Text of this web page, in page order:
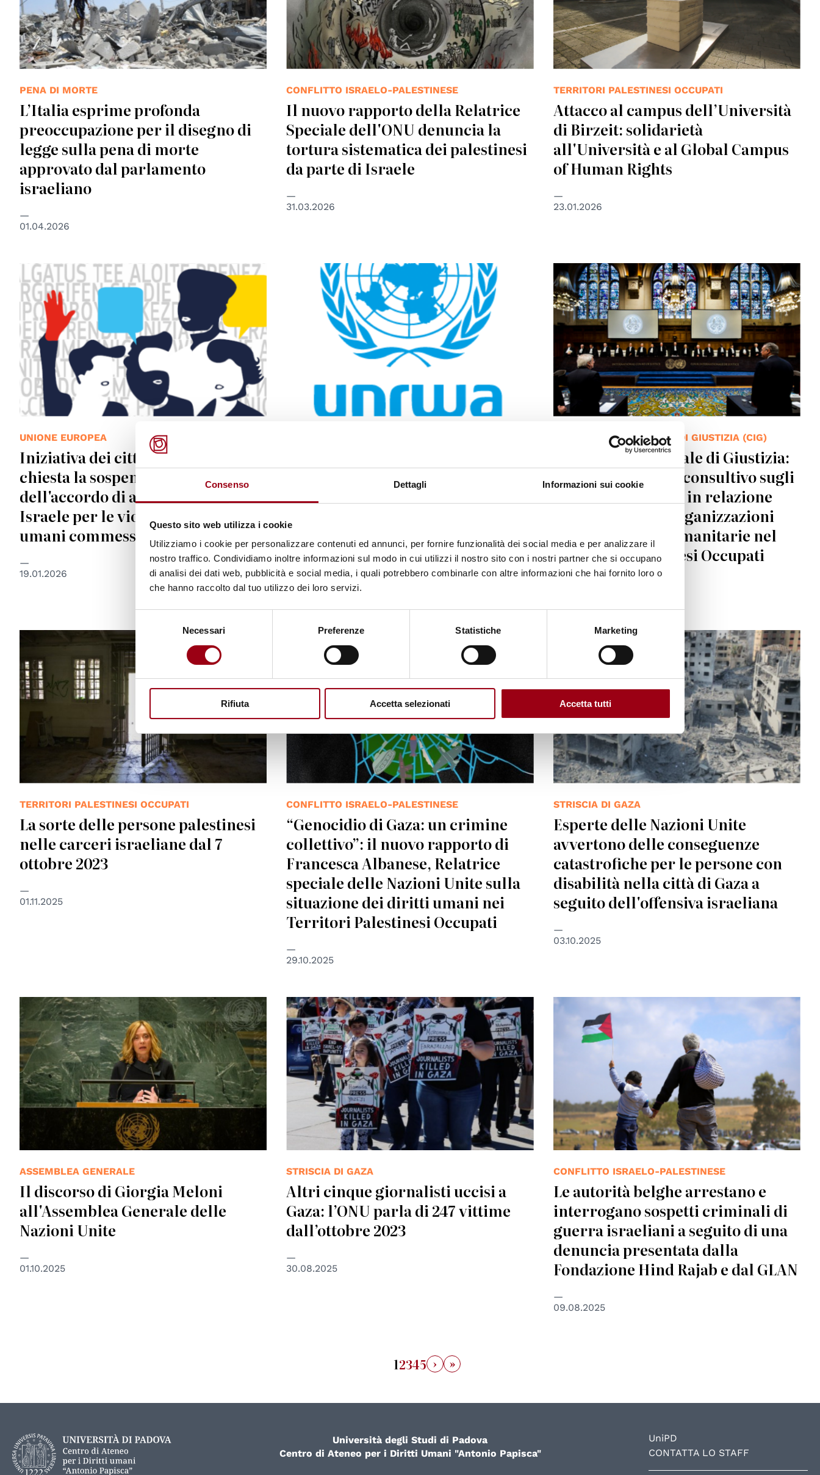
Consenso Dettagli Informazioni sui cookie
Questo sito web utilizza i cookie
Utilizziamo i cookie per personalizzare contenuti ed annunci, per fornire funzionalità dei social media e per analizzare il
nostro traffico. Condividiamo inoltre informazioni sul modo in cui utilizzi il nostro sito con i nostri partner che si occupano
di analisi dei dati web, pubblicità e social media, i quali potrebbero combinarle con altre informazioni che hai fornito loro o
che hanno raccolto dal tuo utilizzo dei loro servizi.
del
consenso
Necessari Preferenze Statistiche Marketing
Rifiuta Accetta selezionati Accetta tutti
PENA DI MORTE
L’Italia esprime profonda
preoccupazione per il disegno di
legge sulla pena di morte
approvato dal parlamento
israeliano
01.04.2026
CONFLITTO ISRAELO-PALESTINESE
Il nuovo rapporto della Relatrice
Speciale dell'ONU denuncia la
tortura sistematica dei palestinesi
da parte di Israele
31.03.2026
TERRITORI PALESTINESI OCCUPATI
Attacco al campus dell’Università
di Birzeit: solidarietà
all'Università e al Global Campus
of Human Rights
23.01.2026
© European Union
UNIONE EUROPEA
Iniziativa dei cittadini europei:
chiesta la sospensione totale
dell'accordo di associazione UE-
Israele per le violazioni dei diritti
umani commesse da Israele
19.01.2026
autorizzato di Israele nella
struttura dell'UNRWA a
24.12.2025
© UN photo
CORTE INTERNAZIONALE DI GIUSTIZIA (CIG)
Corte Internazionale di Giustizia:
emesso un parere consultivo sugli
obblighi di Israele in relazione
alla presenza di organizzazioni
internazionali e umanitarie nel
Territori Palestinesi Occupati
TERRITORI PALESTINESI OCCUPATI
La sorte delle persone palestinesi
nelle carceri israeliane dal 7
ottobre 2023
01.11.2025
Occupied Palestinian Territories by Orbita Creatives
(October 2025)
CONFLITTO ISRAELO-PALESTINESE
“Genocidio di Gaza: un crimine
collettivo”: il nuovo rapporto di
Francesca Albanese, Relatrice
speciale delle Nazioni Unite sulla
situazione dei diritti umani nei
Territori Palestinesi Occupati
29.10.2025
© UNICEF/Hassan Islyeh
STRISCIA DI GAZA
Esperte delle Nazioni Unite
avvertono delle conseguenze
catastrofiche per le persone con
disabilità nella città di Gaza a
seguito dell'offensiva israeliana
03.10.2025
© UN Photo
ASSEMBLEA GENERALE
Il discorso di Giorgia Meloni
all'Assemblea Generale delle
Nazioni Unite
01.10.2025
© Peg Hunter
STRISCIA DI GAZA
Altri cinque giornalisti uccisi a
Gaza: l’ONU parla di 247 vittime
dall’ottobre 2023
30.08.2025
CONFLITTO ISRAELO-PALESTINESE
Le autorità belghe arrestano e
interrogano sospetti criminali di
guerra israeliani a seguito di una
denuncia presentata dalla
Fondazione Hind Rajab e dal GLAN
09.08.2025
12345 › »
UniPD
CONTATTA LO STAFF
Università degli Studi di Padova
Centro di Ateneo per i Diritti Umani "Antonio Papisca"